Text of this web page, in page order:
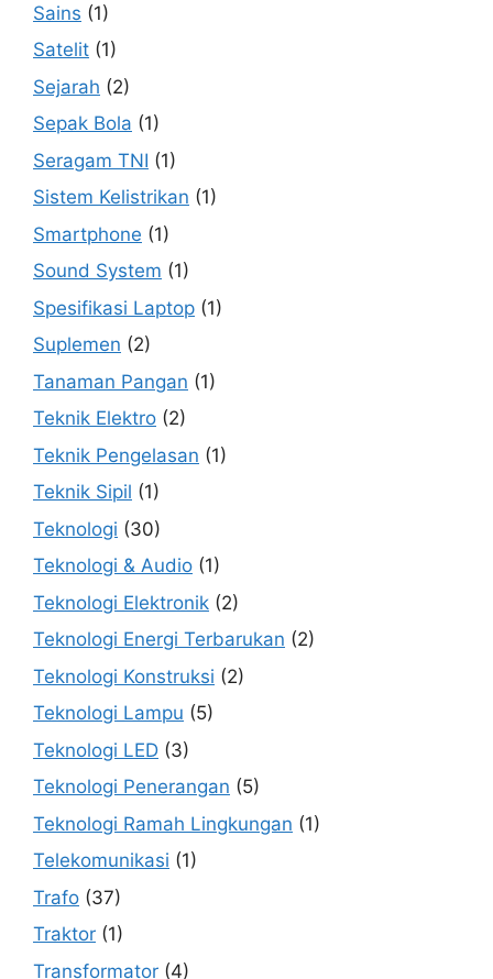
Sains (1)
Satelit (1)
Sejarah (2)
Sepak Bola (1)
Seragam TNI (1)
Sistem Kelistrikan (1)
Smartphone (1)
Sound System (1)
Spesifikasi Laptop (1)
Suplemen (2)
Tanaman Pangan (1)
Teknik Elektro (2)
Teknik Pengelasan (1)
Teknik Sipil (1)
Teknologi (30)
Teknologi & Audio (1)
Teknologi Elektronik (2)
Teknologi Energi Terbarukan (2)
Teknologi Konstruksi (2)
Teknologi Lampu (5)
Teknologi LED (3)
Teknologi Penerangan (5)
Teknologi Ramah Lingkungan (1)
Telekomunikasi (1)
Trafo (37)
Traktor (1)
Transformator (4)